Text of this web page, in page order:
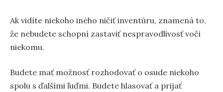
Ak vidíte niekoho iného ničiť inventúru, znamená to,
že nebudete schopní zastaviť nespravodlivosť voči
niekomu.
Budete mať možnosť rozhodovať o osude niekoho
spolu s ďalšími ľuďmi. Budete hlasovať a prijať